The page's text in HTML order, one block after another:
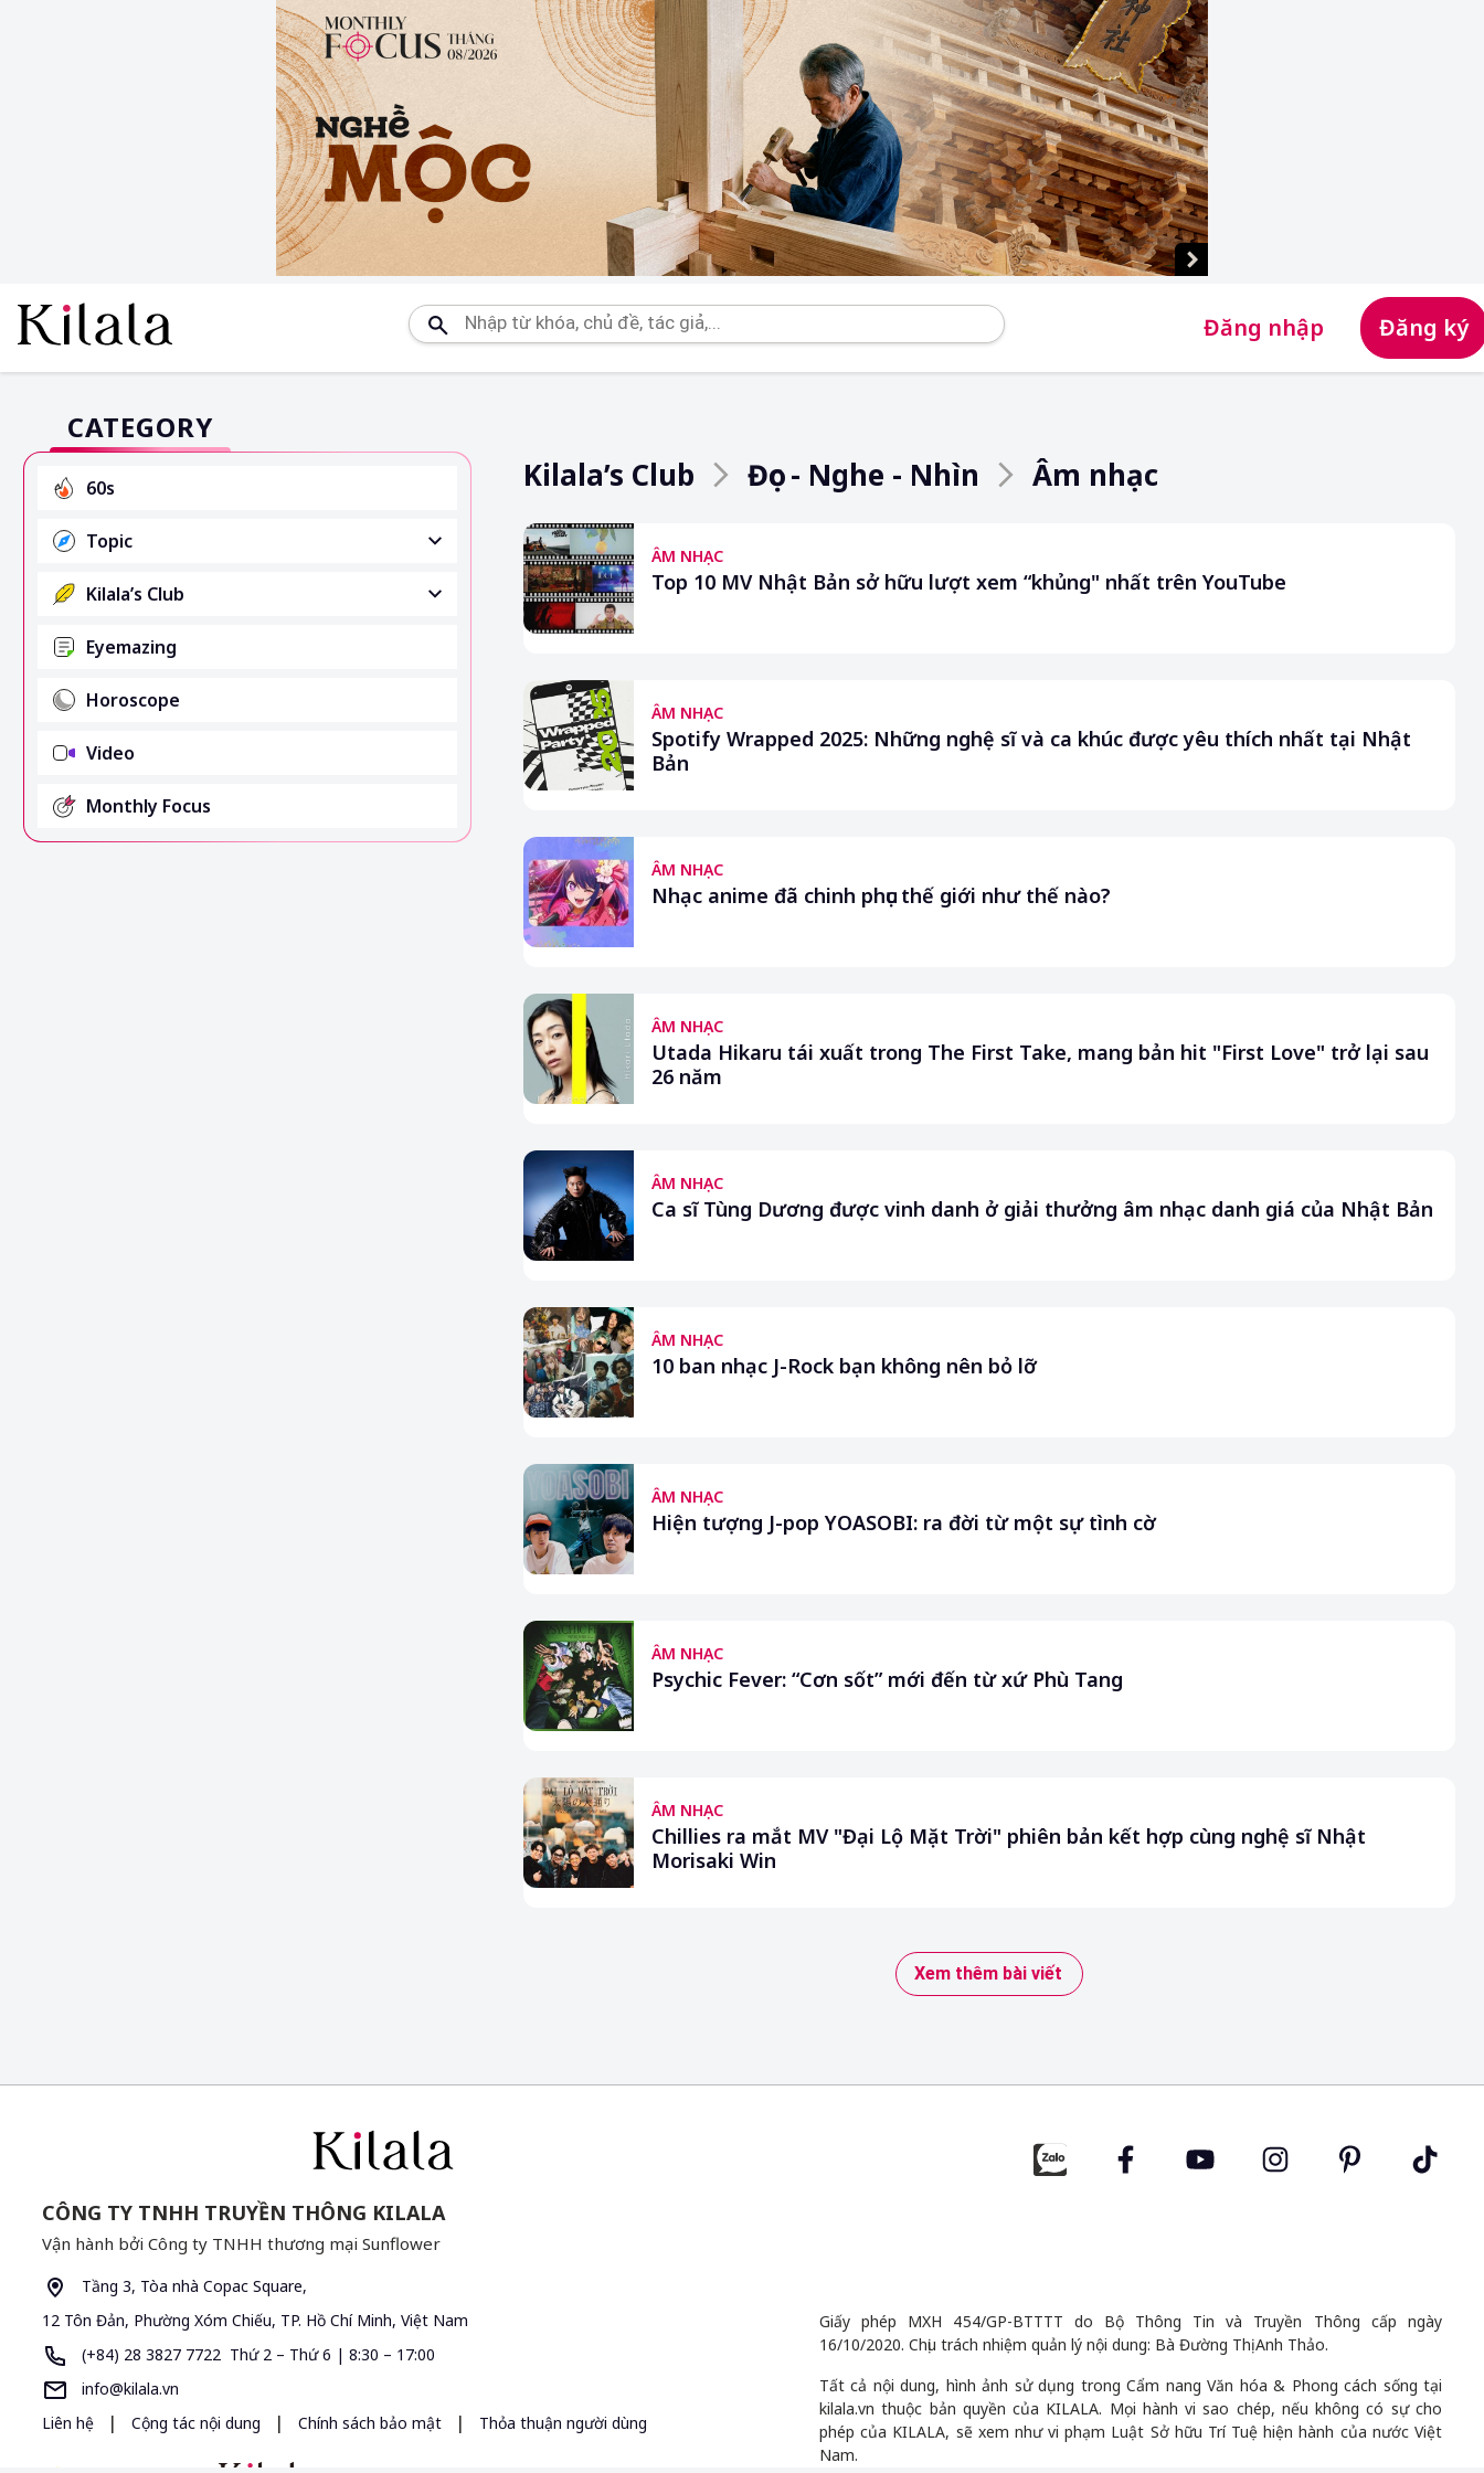
Đăng nhập Đăng ký
CATEGORY
60s
Topic
Kilala’s Club
Eyemazing
Horoscope
Video
Monthly Focus
Kilala’s Club Đọc - Nghe - Nhìn Âm nhạc
ÂM NHẠC
Top 10 MV Nhật Bản sở hữu lượt xem “khủng" nhất trên YouTube
ÂM NHẠC
Spotify Wrapped 2025: Những nghệ sĩ và ca khúc được yêu thích nhất tại Nhật
Bản
ÂM NHẠC
Nhạc anime đã chinh phục thế giới như thế nào?
ÂM NHẠC
Utada Hikaru tái xuất trong The First Take, mang bản hit "First Love" trở lại sau
26 năm
ÂM NHẠC
Ca sĩ Tùng Dương được vinh danh ở giải thưởng âm nhạc danh giá của Nhật Bản
ÂM NHẠC
10 ban nhạc J-Rock bạn không nên bỏ lỡ
ÂM NHẠC
Hiện tượng J-pop YOASOBI: ra đời từ một sự tình cờ
ÂM NHẠC
Psychic Fever: “Cơn sốt” mới đến từ xứ Phù Tang
ÂM NHẠC
Chillies ra mắt MV "Đại Lộ Mặt Trời" phiên bản kết hợp cùng nghệ sĩ Nhật
Morisaki Win
Xem thêm bài viết
CÔNG TY TNHH TRUYỀN THÔNG KILALA
Vận hành bởi Công ty TNHH thương mại Sunflower
Tầng 3, Tòa nhà Copac Square,
12 Tôn Đản, Phường Xóm Chiếu, TP. Hồ Chí Minh, Việt Nam
(+84) 28 3827 7722 Thứ 2 – Thứ 6 | 8:30 – 17:00
info@kilala.vn
Liên hệ
| Cộng tác nội dung | Chính sách bảo mật | Thỏa thuận người dùng
Giấy phép MXH 454/GP-BTTTT do Bộ Thông Tin và Truyền Thông cấp ngày
16/10/2020. Chịu trách nhiệm quản lý nội dung: Bà Đường Thị Anh Thảo.
Tất cả nội dung, hình ảnh sử dụng trong Cẩm nang Văn hóa & Phong cách sống tại
kilala.vn thuộc bản quyền của KILALA. Mọi hành vi sao chép, nếu không có sự cho
phép của KILALA, sẽ xem như vi phạm Luật Sở hữu Trí Tuệ hiện hành của nước Việt
Nam.